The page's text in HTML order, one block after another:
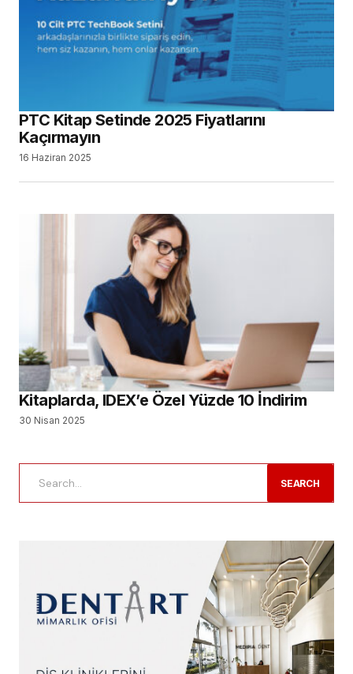
PTC Kitap Setinde 2025 Fiyatlarını
Kaçırmayın
16 Haziran 2025
Kitaplarda, IDEX’e Özel Yüzde 10 İndirim
30 Nisan 2025
SEARCH